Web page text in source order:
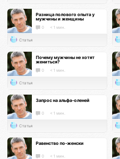
Разница полового опыта у
мужчины и женщины
0 < 1 мин.
Статья
Почему мужчины не хотят
жениться?
0 < 1 мин.
Статья
Запрос на альфа-оленей
0 < 1 мин.
Статья
Равенство по-женски
0 < 1 мин.